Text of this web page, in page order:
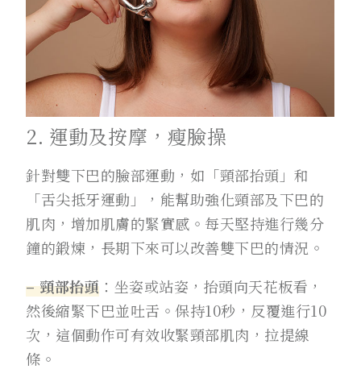
2. 運動及按摩，瘦臉操
針對雙下巴的臉部運動，如「頸部抬頭」和
「舌尖抵牙運動」，能幫助強化頸部及下巴的
肌肉，增加肌膚的緊實感。每天堅持進行幾分
鐘的鍛煉，長期下來可以改善雙下巴的情況。
– 頸部抬頭 ：坐姿或站姿，抬頭向天花板看，
然後縮緊下巴並吐舌。保持10秒，反覆進行10
次，這個動作可有效收緊頸部肌肉，拉提線
條。